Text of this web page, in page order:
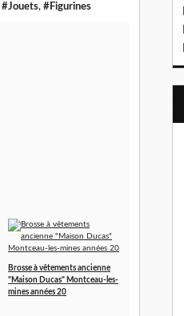
#Jouets, #Figurines
Brosse à vêtements ancienne
"Maison Ducas" Montceau-les-
mines années 20